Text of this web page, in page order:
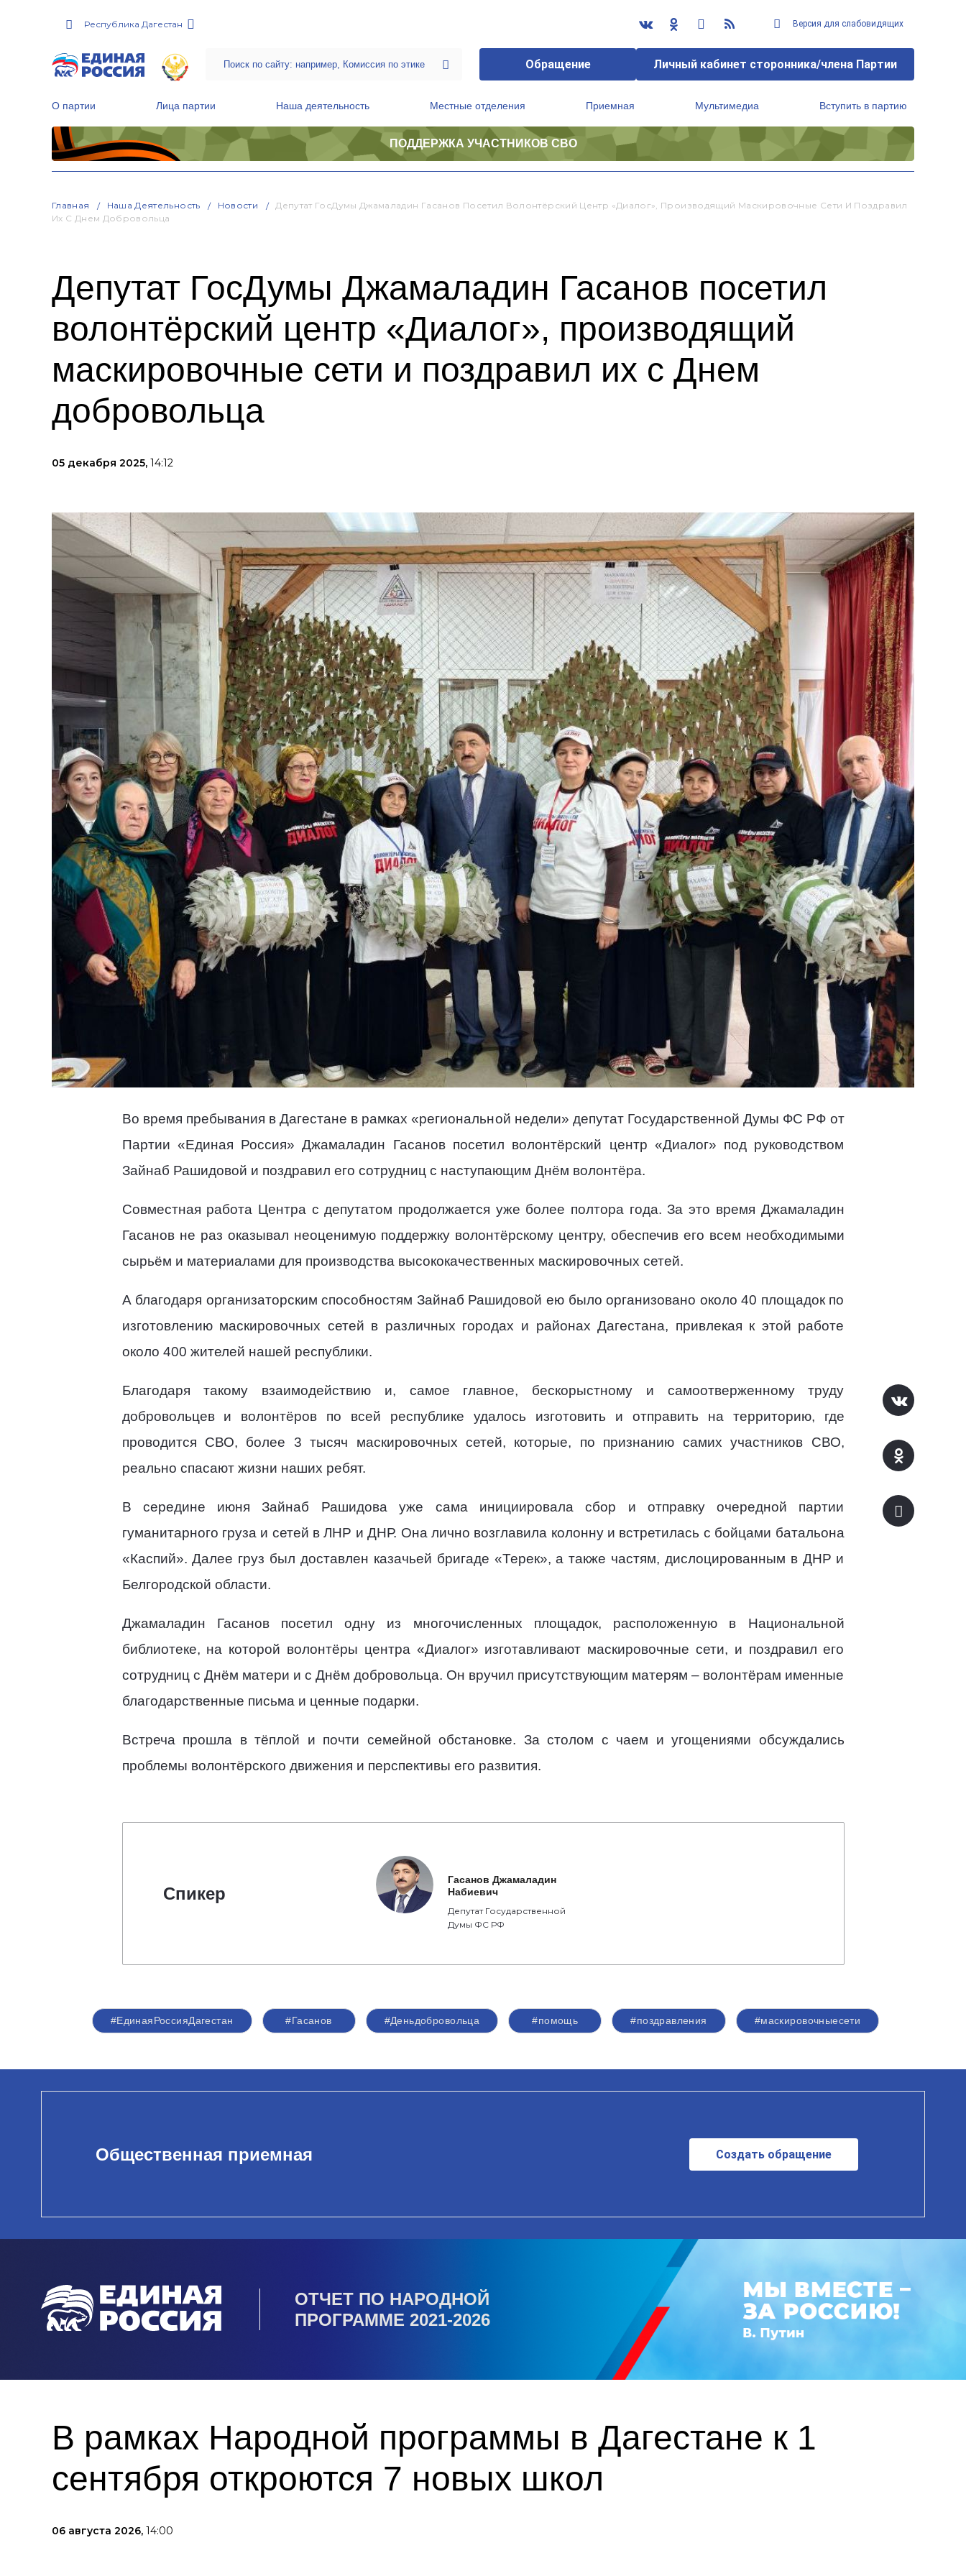
Республика Дагестан Версия для слабовидящих
Обращение Личный кабинет сторонника/члена Партии
О партии Лица партии Наша деятельность Местные отделения Приемная Мультимедиа Вступить в партию
ПОДДЕРЖКА УЧАСТНИКОВ СВО
Главная Наша Деятельность Новости
Депутат ГосДумы Джамаладин Гасанов Посетил Волонтёрский Центр «Диалог», Производящий Маскировочные Сети И Поздравил
Их С Днем Добровольца
Депутат ГосДумы Джамаладин Гасанов посетил
волонтёрский центр «Диалог», производящий
маскировочные сети и поздравил их с Днем
добровольца
05 декабря 2025, 14:12
Во время пребывания в Дагестане в рамках «региональной недели» депутат Государственной Думы ФС РФ от
Партии «Единая Россия» Джамаладин Гасанов посетил волонтёрский центр «Диалог» под руководством
Зайнаб Рашидовой и поздравил его сотрудниц с наступающим Днём волонтёра.
Совместная работа Центра с депутатом продолжается уже более полтора года. За это время Джамаладин
Гасанов не раз оказывал неоценимую поддержку волонтёрскому центру, обеспечив его всем необходимыми
сырьём и материалами для производства высококачественных маскировочных сетей.
А благодаря организаторским способностям Зайнаб Рашидовой ею было организовано около 40 площадок по
изготовлению маскировочных сетей в различных городах и районах Дагестана, привлекая к этой работе
около 400 жителей нашей республики.
Благодаря такому взаимодействию и, самое главное, бескорыстному и самоотверженному труду
добровольцев и волонтёров по всей республике удалось изготовить и отправить на территорию, где
проводится СВО, более 3 тысяч маскировочных сетей, которые, по признанию самих участников СВО,
реально спасают жизни наших ребят.
В середине июня Зайнаб Рашидова уже сама инициировала сбор и отправку очередной партии
гуманитарного груза и сетей в ЛНР и ДНР. Она лично возглавила колонну и встретилась с бойцами батальона
«Каспий». Далее груз был доставлен казачьей бригаде «Терек», а также частям, дислоцированным в ДНР и
Белгородской области.
Джамаладин Гасанов посетил одну из многочисленных площадок, расположенную в Национальной
библиотеке, на которой волонтёры центра «Диалог» изготавливают маскировочные сети, и поздравил его
сотрудниц с Днём матери и с Днём добровольца. Он вручил присутствующим матерям – волонтёрам именные
благодарственные письма и ценные подарки.
Встреча прошла в тёплой и почти семейной обстановке. За столом с чаем и угощениями обсуждались
проблемы волонтёрского движения и перспективы его развития.
Спикер
Гасанов Джамаладин
Набиевич
Депутат Государственной
Думы ФС РФ
#ЕдинаяРоссияДагестан #Гасанов #Деньдобровольца #помощь #поздравления #маскировочныесети
Общественная приемная Создать обращение
ОТЧЕТ ПО НАРОДНОЙ
ПРОГРАММЕ 2021-2026
В рамках Народной программы в Дагестане к 1
сентября откроются 7 новых школ
06 августа 2026, 14:00